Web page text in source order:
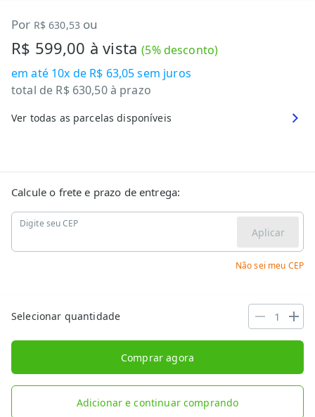
Por R$ 630,53 ou
R$ 599,00 à vista(5% desconto)
em até 10x de R$ 63,05sem juros
total de R$ 630,50à prazo
Ver todas as parcelas disponíveis
Calcule o frete e prazo de entrega:
Digite seu CEP
Aplicar
Não sei meu CEP
Selecionar quantidade
Comprar agora
Adicionar e continuar comprando